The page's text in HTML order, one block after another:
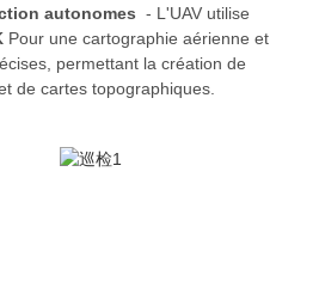
autonomes - L'UAV utilise
Pour une cartographie aérienne et
permettant la création de
de cartes topographiques.